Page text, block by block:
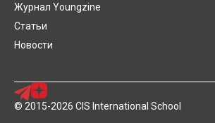
Журнал Youngzine
Статьи
Новости
© 2015-2026 CIS International School